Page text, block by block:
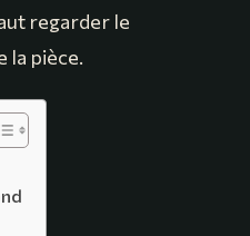
regarder le
la pièce.